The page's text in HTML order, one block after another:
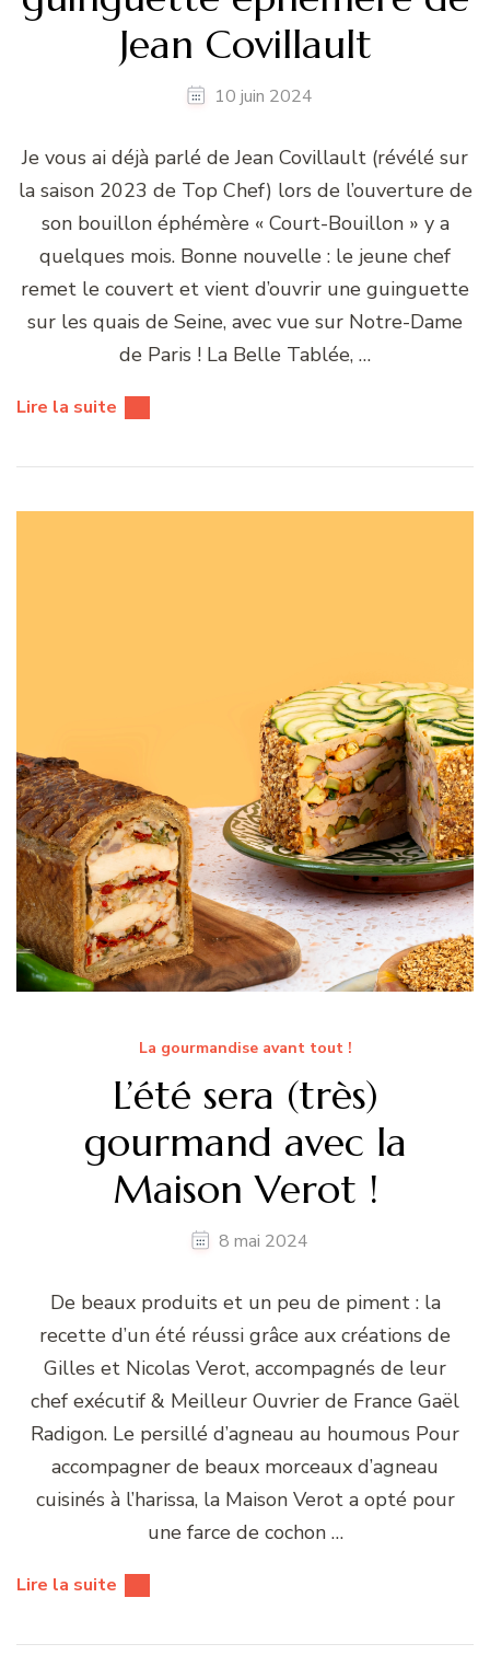
Jean Covillault
10 juin 2024
Je vous ai déjà parlé de Jean Covillault (révélé sur
la saison 2023 de Top Chef) lors de l’ouverture de
son bouillon éphémère « Court-Bouillon » y a
quelques mois. Bonne nouvelle : le jeune chef
remet le couvert et vient d’ouvrir une guinguette
sur les quais de Seine, avec vue sur Notre-Dame
de Paris ! La Belle Tablée, …
Lire la suite
La gourmandise avant tout !
L’été sera (très)
gourmand avec la
Maison Verot !
8 mai 2024
De beaux produits et un peu de piment : la
recette d’un été réussi grâce aux créations de
Gilles et Nicolas Verot, accompagnés de leur
chef exécutif & Meilleur Ouvrier de France Gaël
Radigon. Le persillé d’agneau au houmous Pour
accompagner de beaux morceaux d’agneau
cuisinés à l’harissa, la Maison Verot a opté pour
une farce de cochon …
Lire la suite